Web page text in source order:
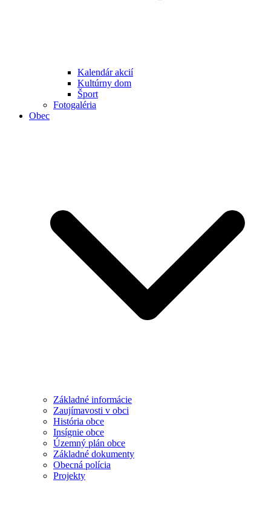
Kalendár akcií
Kultúrny dom
Šport
Fotogaléria
Obec
Základné informácie
Zaujímavosti v obci
História obce
Insígnie obce
Územný plán obce
Základné dokumenty
Obecná polícia
Projekty